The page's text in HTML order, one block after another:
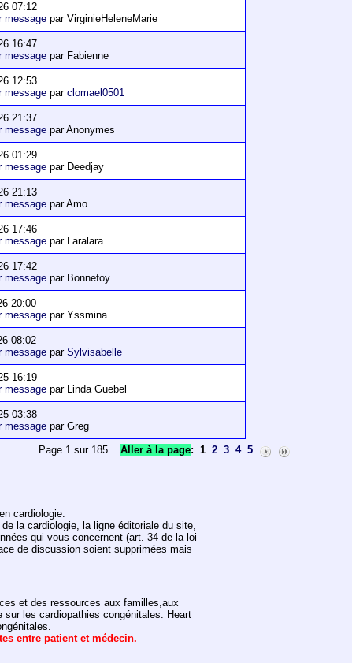
07:12
message par VirginieHeleneMarie
16:47
message par Fabienne
12:53
message parclomael0501
21:37
message par Anonymes
01:29
message par Deedjay
21:13
message par Amo
17:46
message par Laralara
17:42
message par Bonnefoy
20:00
message par Yssmina
08:02
message parSylvisabelle
16:19
message par Linda Guebel
03:38
message par Greg
Page 1 sur 185 Aller à la page: 1 2 3 4 5
cardiologie.
la cardiologie, la ligne éditoriale du site,
qui vous concernent (art. 34 de la loi
de discussion soient supprimées mais
et des ressources aux familles,aux
les cardiopathies congénitales. Heart
entre patient et médecin.